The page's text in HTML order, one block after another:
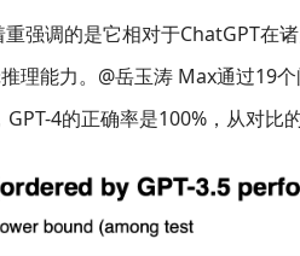
重强调的是它相对于ChatGPT在
理能力。@岳玉涛 Max通过19
4的正确率是100%，从对比